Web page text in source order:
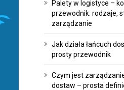
F
M
S
T
C
J
Palety w logistyce –
przewodnik: rodzaje,
zarządzanie
Jak działa łańcuch
prosty przewodnik
Czym jest
dostaw – prosta